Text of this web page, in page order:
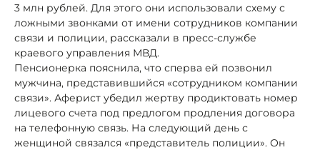
3 млн рублей. Для этого они использовали схему с
ложными звонками от имени сотрудников компании
связи и полиции, рассказали в пресс-службе
краевого управления МВД.
Пенсионерка пояснила, что сперва ей позвонил
мужчина, представившийся «сотрудником компании
связи». Аферист убедил жертву продиктовать номер
лицевого счета под предлогом продления договора
на телефонную связь. На следующий день с
женщиной связался «представитель полиции». Он